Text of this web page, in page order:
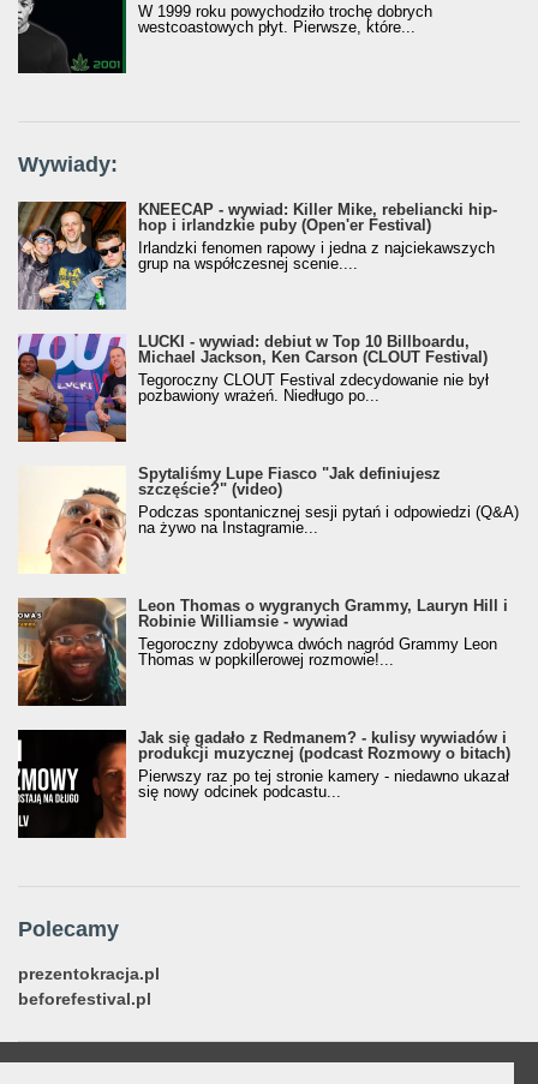
W 1999 roku powychodziło trochę dobrych
westcoastowych płyt. Pierwsze, które...
Wywiady:
KNEECAP - wywiad: Killer Mike, rebeliancki hip-
hop i irlandzkie puby (Open'er Festival)
Irlandzki fenomen rapowy i jedna z najciekawszych
grup na współczesnej scenie....
LUCKI - wywiad: debiut w Top 10 Billboardu,
Michael Jackson, Ken Carson (CLOUT Festival)
Tegoroczny CLOUT Festival zdecydowanie nie był
pozbawiony wrażeń. Niedługo po...
Spytaliśmy Lupe Fiasco "Jak definiujesz
szczęście?" (video)
Podczas spontanicznej sesji pytań i odpowiedzi (Q&A)
na żywo na Instagramie...
Leon Thomas o wygranych Grammy, Lauryn Hill i
Robinie Williamsie - wywiad
Tegoroczny zdobywca dwóch nagród Grammy Leon
Thomas w popkillerowej rozmowie!...
Jak się gadało z Redmanem? - kulisy wywiadów i
produkcji muzycznej (podcast Rozmowy o bitach)
Pierwszy raz po tej stronie kamery - niedawno ukazał
się nowy odcinek podcastu...
Polecamy
prezentokracja.pl
beforefestival.pl